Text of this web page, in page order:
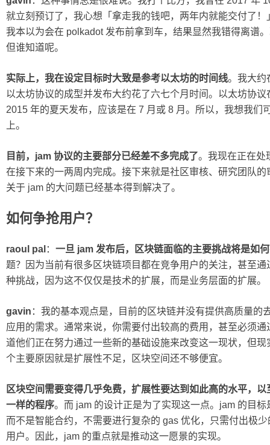
就立刻预订了，我心想「拿走我的钱吧，两年内就能交付了
我本以为会在 polkadot 发布前拿到车，结果显然我错得离谱
但谁知道呢。
实际上，我在设定目标时大致是参考以太坊的时间线。我大约
以太坊协议的成型并发布大约花了六七个月时间。以太坊协
2015 年的夏天发布，应该是在 7 月或 8 月。所以，我想我们
上。
目前，jam 协议的主要部分已经差不多完成了。我现在正在处
在接下来的一两周内完成。接下来就是社区审核、研究团队
关于 jam 的大问题已经基本得到解决了。
如何争抢用户？
raoul pal ： 一旦 jam 发布后，区块链面临的主要挑战将是如
题？因为当前有很多区块链项目都在竞争用户的关注，甚至
种挑战，因为这不仅仅是技术的扩展，而是业务层面的扩展。
gavin ：我的基本观点是，目前的区块链并没有提供高质量的
应用的需求。通常来说，你需要付出较高的费用，甚至必须
道他们正在努力通过一些新的基础设施来改变这一现状，但
个主要原因就是扩展性不足，区块空间还不够便宜。
区块空间需要变得几乎免费，扩展性要达到如此高的水平，
一样的程序。而 jam 的设计正是为了实现这一点。jam 的目
而不是智能合约，不需要进行复杂的 gas 优化，只需付出极
用户。因此，jam 的重点就是推动这一愿景的实现。